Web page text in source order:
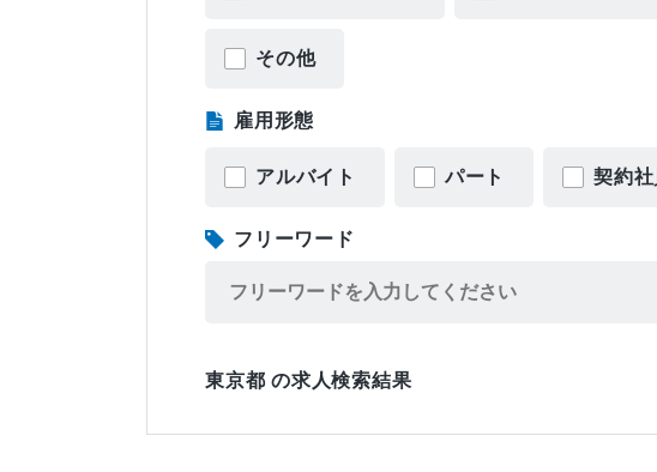
その他
雇用形態
アルバイト パート 契約社
フリーワード
東京都 の求人検索結果